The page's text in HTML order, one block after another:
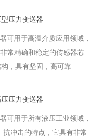
压力变送器
可用于高温介质应用领域，
常精确和稳定的传感器芯
，具有坚固，高可靠
压力变送器
可用于所有液压工业领域，
冲击的特点，它具有非常